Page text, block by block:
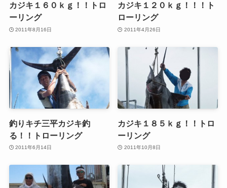
カジキ１６０ｋｇ！！トロ
ーリング
2011年8月16日
カジキ１２０ｋｇ！！！ト
ローリング
2011年4月26日
釣りキチ三平カジキ釣
る！！トローリング
2011年6月14日
カジキ１８５ｋｇ！！トロ
ーリング
2011年10月8日